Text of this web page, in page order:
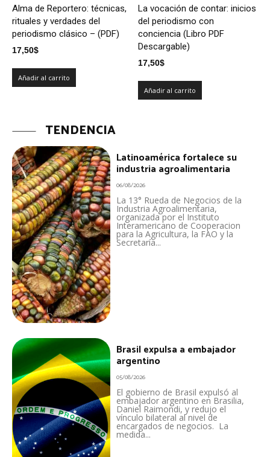
Alma de Reportero: técnicas,
rituales y verdades del
periodismo clásico – (PDF)
17,50$
Añadir al carrito
La vocación de contar: inicios
del periodismo con
conciencia (Libro PDF
Descargable)
17,50$
Añadir al carrito
TENDENCIA
Latinoamérica fortalece su
industria agroalimentaria
06/08/2026
La 13° Rueda de Negocios de la
Industria Agroalimentaria,
organizada por el Instituto
Interamericano de Cooperacion
para la Agricultura, la FAO y la
Secretaría...
Brasil expulsa a embajador
argentino
05/08/2026
El gobierno de Brasil expulsó al
embajador argentino en Brasilia,
Daniel Raimondi, y redujo el
vínculo bilateral al nivel de
encargados de negocios. La
medida...